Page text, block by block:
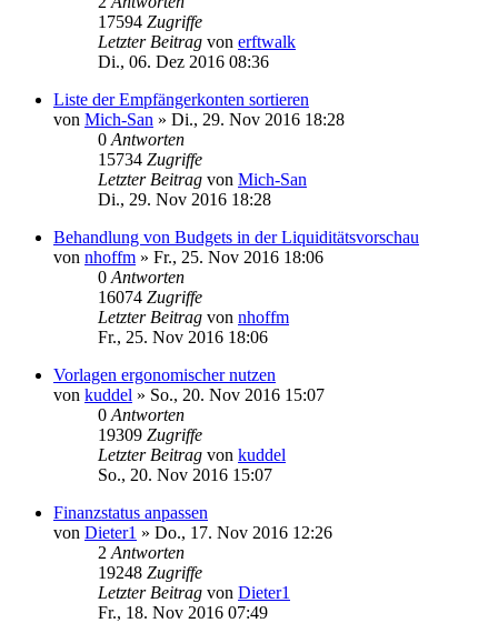
17594 Zugriffe
Letzter Beitrag von erftwalk
Di., 06. Dez 2016 08:36
Liste der Empfängerkonten sortieren
von Mich-San » Di., 29. Nov 2016 18:28
0 Antworten
15734 Zugriffe
Letzter Beitrag von Mich-San
Di., 29. Nov 2016 18:28
Behandlung von Budgets in der Liquiditätsvorschau
von nhoffm » Fr., 25. Nov 2016 18:06
0 Antworten
16074 Zugriffe
Letzter Beitrag von nhoffm
Fr., 25. Nov 2016 18:06
Vorlagen ergonomischer nutzen
von kuddel » So., 20. Nov 2016 15:07
0 Antworten
19309 Zugriffe
Letzter Beitrag von kuddel
So., 20. Nov 2016 15:07
Finanzstatus anpassen
von Dieter1 » Do., 17. Nov 2016 12:26
2 Antworten
19248 Zugriffe
Letzter Beitrag von Dieter1
Fr., 18. Nov 2016 07:49